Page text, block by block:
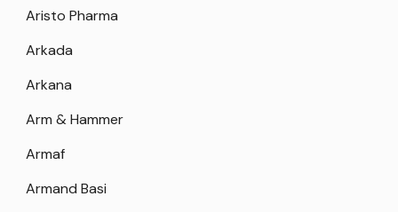
Aristo Pharma
Arkada
Arkana
Arm & Hammer
Armaf
Armand Basi